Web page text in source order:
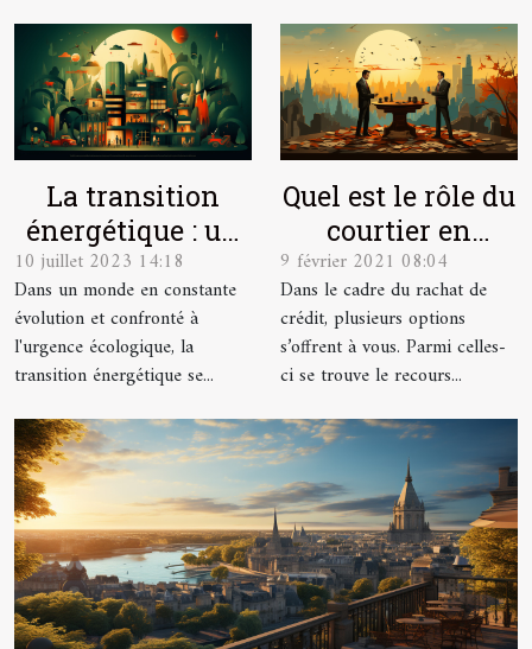
La transition
énergétique : un
enjeu majeur
pour les
entreprises du
XXIe siècle
10 juillet 2023 14:18
Dans un monde en constante
évolution et confronté à
l'urgence écologique, la
transition énergétique se...
Quel est le rôle du
courtier en
rachat de crédit ?
9 février 2021 08:04
Dans le cadre du rachat de
crédit, plusieurs options
s’offrent à vous. Parmi celles-
ci se trouve le recours...